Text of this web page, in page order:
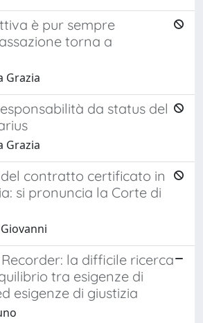
è pur sempre
torna a
Grazia
da status del
Grazia
del contratto certificato in
si pronuncia la Corte di
la difficile ricerca
tra esigenze di
esigenze di giustizia